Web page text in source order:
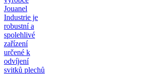
Jouanel
Industrie je
robustní a
spolehlivé
zařízení
určené k
odvíjení
svitků plechů